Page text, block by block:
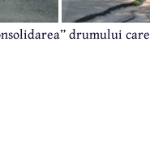
drumului care